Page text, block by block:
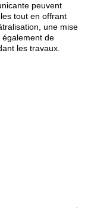
peuvent
tout en offrant
une mise
de
les travaux.